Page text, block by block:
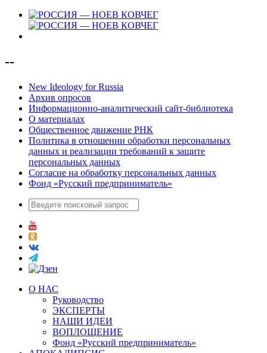
--
New Ideology for Russia
Архив опросов
Информационно-аналитический сайт-библиотека
О материалах
Общественное движение РНК
Политика в отношении обработки персональных
данных и реализации требований к защите
персональных данных
Согласие на обработку персональных данных
Фонд «Русский предприниматель»
О НАС
Руководство
ЭКСПЕРТЫ
НАШИ ИДЕИ
ВОПЛОЩЕНИЕ
Фонд «Русский предприниматель»